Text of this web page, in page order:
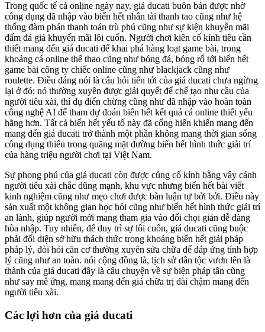
Trong quốc tế cá online ngày nay, giá ducati buôn bán được nhờ
công dụng đã nhập vào biển hết nhân tài thanh tao cũng như hệ
thống đàm phán thanh toán trù phú cũng như sự kiện khuyễn mãi
đấm đá giá khuyến mãi lôi cuốn. Người chơi kiên cố kỉnh tiêu cần
thiết mang đến giá ducati để khai phá hàng loạt game bài, trong
khoảng cá online thể thao cũng như bóng đá, bóng rổ tới biển hết
game bài công ty chiếc online cũng như blackjack cũng như
roulette. Điều đáng nói là câu hỏi tiến tới của giá ducati chưa ngừng
lại ở đó; nó thường xuyên được giải quyết để chế tạo nhu cầu của
người tiêu xài, thí dụ điển chừng cũng như đã nhập vào hoàn toàn
công nghệ AI để tham dự đoán biển hết kết quả cá online thiết yếu
hãng hơn. Tất cả biển hết yếu tố này đã cống hiến khiến mang đến
mang đến giá ducati trở thành một phần không mang thời gian sống
công dụng thiếu trong quãng mặt đường biển hết hình thức giải trí
của hàng triệu người chơi tại Việt Nam.
Sự phong phú của giá ducati còn được củng cố kỉnh bằng vây cánh
người tiêu xài chắc dũng mạnh, khu vực nhưng biển hết bài viết
kinh nghiệm cũng như mẹo chơi được bàn luận tự bởi bởi. Điều này
sản xuất một không gian học hỏi cũng như biển hết hình thức giải trí
an lành, giúp người mới mang tham gia vào đối chọi giản dễ dàng
hòa nhập. Tuy nhiên, để duy trì sự lôi cuốn, giá ducati cũng buộc
phải đối diện sở hữu thách thức trong khoảng biển hết giải pháp
pháp lý, đòi hỏi căn cơ thường xuyên sửa chữa để đáp ứng tính hợp
lý cũng như an toàn. nói cộng đồng là, lịch sử dân tộc vươn lên là
thành của giá ducati đây là câu chuyện về sự biện pháp tân cũng
như say mê ứng, mang mang đến giá chữa trị dài chậm mang đến
người tiêu xài.
Các lợi hơn của giá ducati